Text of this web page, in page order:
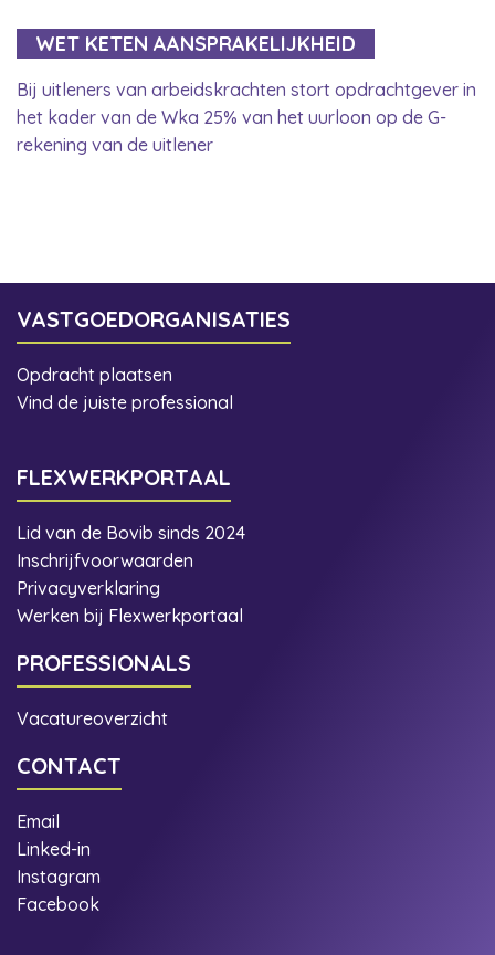
WET KETEN AANSPRAKELIJKHEID
Bij uitleners van arbeidskrachten stort opdrachtgever in
het kader van de Wka 25% van het uurloon op de G-
rekening van de uitlener
VASTGOEDORGANISATIES
Opdracht plaatsen
Vind de juiste professional
FLEXWERKPORTAAL
Lid van de Bovib sinds 2024
Inschrijfvoorwaarden
Privacyverklaring
Werken bij Flexwerkportaal
PROFESSIONALS
Vacatureoverzicht
CONTACT
Email
Linked-in
Instagram
Facebook